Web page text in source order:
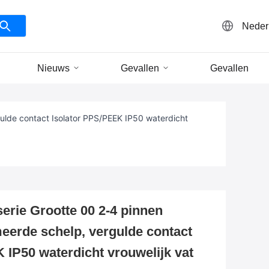
Nieuws Gevallen Gevallen
contact Isolator PPS/PEEK IP50 waterdicht
Grootte 00 2-4 pinnen
schelp, vergulde contact
IP50 waterdicht vrouwelijk vat